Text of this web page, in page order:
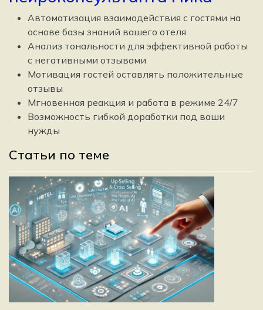
Автоматизация взаимодействия с гостями на
основе базы знаний вашего отеля
Анализ тональности для эффективной работы
с негативными отзывами
Мотивация гостей оставлять положительные
отзывы
Мгновенная реакция и работа в режиме 24/7
Возможность гибкой доработки под ваши
нужды
Статьи по теме